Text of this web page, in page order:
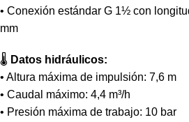
• Conexión estándar G 1½ con
mm
🌡️ Datos hidráulicos:
• Altura máxima de impulsión: 7,6 m
• Caudal máximo: 4,4 m³/h
• Presión máxima de trabajo: 10 bar